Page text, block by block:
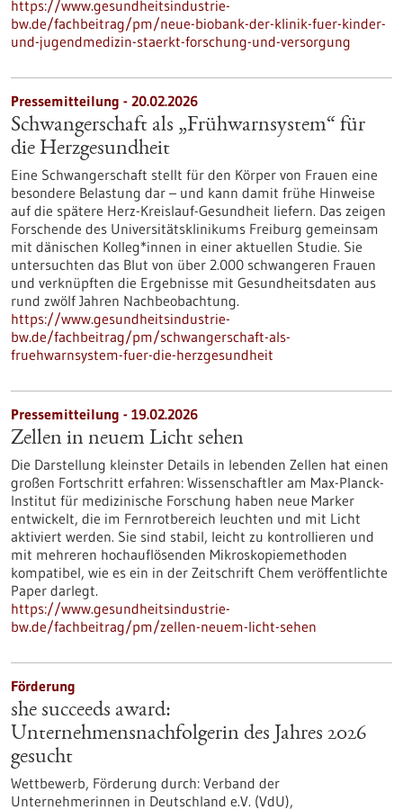
https://www.gesundheitsindustrie-
bw.de/fachbeitrag/pm/neue-biobank-der-klinik-fuer-kinder-
und-jugendmedizin-staerkt-forschung-und-versorgung
Pressemitteilung - 20.02.2026
Schwangerschaft als „Frühwarnsystem“ für
die Herzgesundheit
Eine Schwangerschaft stellt für den Körper von Frauen eine
besondere Belastung dar – und kann damit frühe Hinweise
auf die spätere Herz-Kreislauf-Gesundheit liefern. Das zeigen
Forschende des Universitätsklinikums Freiburg gemeinsam
mit dänischen Kolleg*innen in einer aktuellen Studie. Sie
untersuchten das Blut von über 2.000 schwangeren Frauen
und verknüpften die Ergebnisse mit Gesundheitsdaten aus
rund zwölf Jahren Nachbeobachtung.
https://www.gesundheitsindustrie-
bw.de/fachbeitrag/pm/schwangerschaft-als-
fruehwarnsystem-fuer-die-herzgesundheit
Pressemitteilung - 19.02.2026
Zellen in neuem Licht sehen
Die Darstellung kleinster Details in lebenden Zellen hat einen
großen Fortschritt erfahren: Wissenschaftler am Max-Planck-
Institut für medizinische Forschung haben neue Marker
entwickelt, die im Fernrotbereich leuchten und mit Licht
aktiviert werden. Sie sind stabil, leicht zu kontrollieren und
mit mehreren hochauflösenden Mikroskopiemethoden
kompatibel, wie es ein in der Zeitschrift Chem veröffentlichte
Paper darlegt.
https://www.gesundheitsindustrie-
bw.de/fachbeitrag/pm/zellen-neuem-licht-sehen
Förderung
she succeeds award:
Unternehmensnachfolgerin des Jahres 2026
gesucht
Wettbewerb, Förderung durch: Verband der
Unternehmerinnen in Deutschland e.V. (VdU),